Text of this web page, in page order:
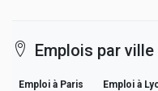
Emplois par ville
Emploi à Paris Emploi à